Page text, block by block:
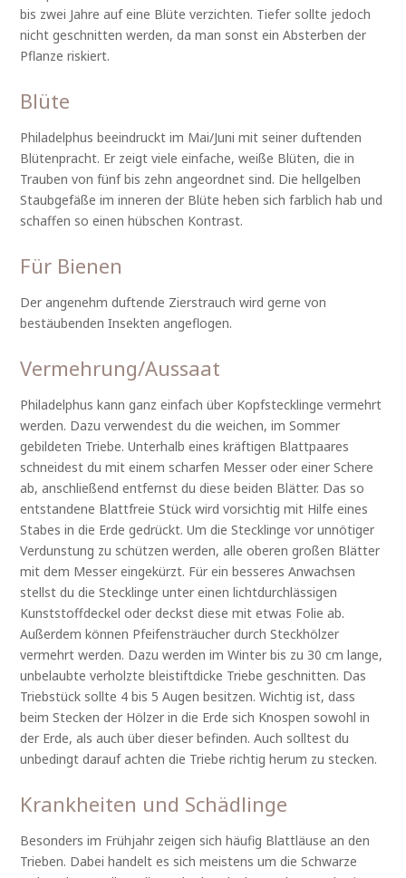
bis zwei Jahre auf eine Blüte verzichten. Tiefer sollte jedoch
nicht geschnitten werden, da man sonst ein Absterben der
Pflanze riskiert.
Blüte
Philadelphus beeindruckt im Mai/Juni mit seiner duftenden
Blütenpracht. Er zeigt viele einfache, weiße Blüten, die in
Trauben von fünf bis zehn angeordnet sind. Die hellgelben
Staubgefäße im inneren der Blüte heben sich farblich hab und
schaffen so einen hübschen Kontrast.
Für Bienen
Der angenehm duftende Zierstrauch wird gerne von
bestäubenden Insekten angeflogen.
Vermehrung/Aussaat
Philadelphus kann ganz einfach über Kopfstecklinge vermehrt
werden. Dazu verwendest du die weichen, im Sommer
gebildeten Triebe. Unterhalb eines kräftigen Blattpaares
schneidest du mit einem scharfen Messer oder einer Schere
ab, anschließend entfernst du diese beiden Blätter. Das so
entstandene Blattfreie Stück wird vorsichtig mit Hilfe eines
Stabes in die Erde gedrückt. Um die Stecklinge vor unnötiger
Verdunstung zu schützen werden, alle oberen großen Blätter
mit dem Messer eingekürzt. Für ein besseres Anwachsen
stellst du die Stecklinge unter einen lichtdurchlässigen
Kunststoffdeckel oder deckst diese mit etwas Folie ab.
Außerdem können Pfeifensträucher durch Steckhölzer
vermehrt werden. Dazu werden im Winter bis zu 30 cm lange,
unbelaubte verholzte bleistiftdicke Triebe geschnitten. Das
Triebstück sollte 4 bis 5 Augen besitzen. Wichtig ist, dass
beim Stecken der Hölzer in die Erde sich Knospen sowohl in
der Erde, als auch über dieser befinden. Auch solltest du
unbedingt darauf achten die Triebe richtig herum zu stecken.
Krankheiten und Schädlinge
Besonders im Frühjahr zeigen sich häufig Blattläuse an den
Trieben. Dabei handelt es sich meistens um die Schwarze